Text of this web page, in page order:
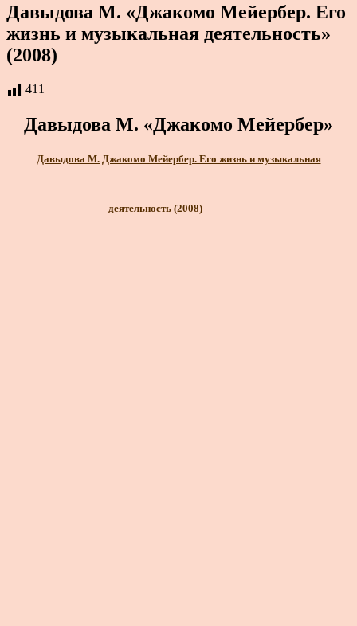
Давыдова М. «Джакомо Мейербер. Его
жизнь и музыкальная деятельность»
(2008)
411
Давыдова М. «Джакомо Мейербер»
Давыдова М. Джакомо Мейербер. Его жизнь и музыкальная
деятельность (2008)